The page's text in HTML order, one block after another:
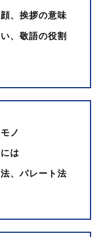
、挨拶の意味
、敬語の役割
ノ
は
、パレート法